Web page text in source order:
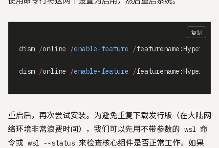
dism /online /enable-feature /featurename:HyperV
dism /online /enable-feature /featurename:HyperV
复制
重启后，再次尝试安装。为避免重复下载发行版（在大陆网
络环境非常浪费时间），我们可以先用不带参数的 wsl 命
令或 wsl --status 来检查核心组件是否正常工作。如果